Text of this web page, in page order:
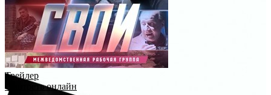
Трейлер
Смотреть онлайн